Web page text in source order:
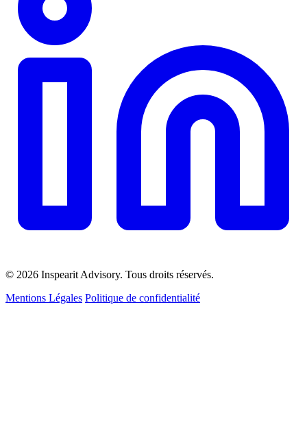
© 2026 Inspearit Advisory. Tous droits réservés.
Mentions Légales Politique de confidentialité